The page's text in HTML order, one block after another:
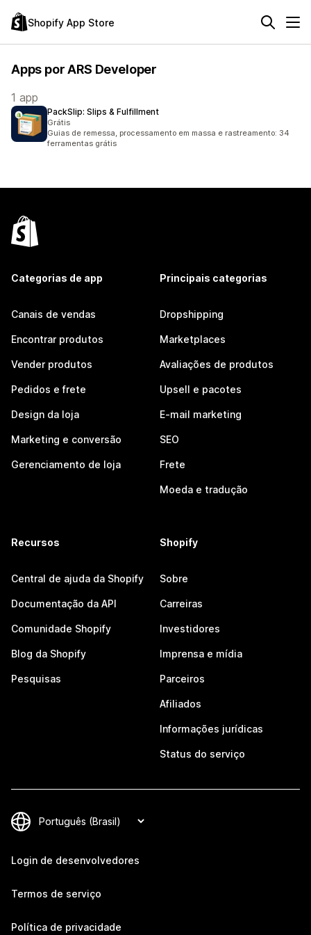
Shopify App Store
Apps por ARS Developer
1 app
PackSlip: Slips & Fulfillment
Grátis
Guias de remessa, processamento em massa e rastreamento: 34
ferramentas grátis
Categorias de app
Canais de vendas
Encontrar produtos
Vender produtos
Pedidos e frete
Design da loja
Marketing e conversão
Gerenciamento de loja
Principais categorias
Dropshipping
Marketplaces
Avaliações de produtos
Upsell e pacotes
E-mail marketing
SEO
Frete
Moeda e tradução
Recursos
Central de ajuda da Shopify
Documentação da API
Comunidade Shopify
Blog da Shopify
Pesquisas
Shopify
Sobre
Carreiras
Investidores
Imprensa e mídia
Parceiros
Afiliados
Informações jurídicas
Status do serviço
Login de desenvolvedores
Termos de serviço
Política de privacidade